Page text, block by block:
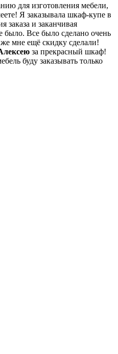
для изготовления мебели,
Я заказывала шкаф-купе в
заказа и заканчивая
Все было сделано очень
мне ещё скидку сделали!
за прекрасный шкаф!
буду заказывать только